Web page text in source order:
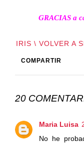
GRACIAS a
IRIS \ VOLVER A
COMPARTIR
20
Maria Luisa
No he